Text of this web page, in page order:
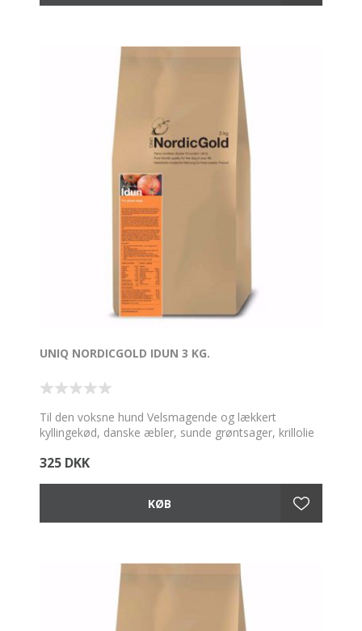
UNIQ NORDICGOLD IDUN 3 KG.
Til den voksne hund Velsmagende og lækkert
kyllingekød, danske æbler, sunde grøntsager, krillolie
trivsel og velvære. Klassisk og glutenreduceret
325 DKK